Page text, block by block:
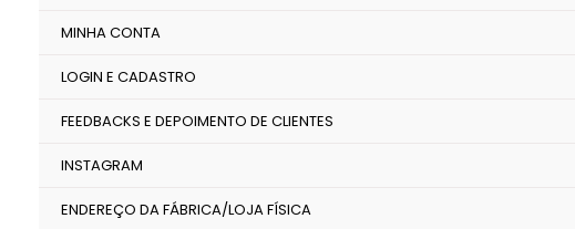
MINHA CONTA
LOGIN E CADASTRO
FEEDBACKS E DEPOIMENTO DE CLIENTES
INSTAGRAM
ENDEREÇO DA FÁBRICA/LOJA FÍSICA